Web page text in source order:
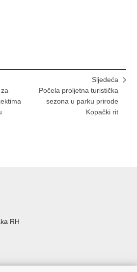
Sljedeća
Počela proljetna turistička
sezona u parku prirode
Kopački rit
RH